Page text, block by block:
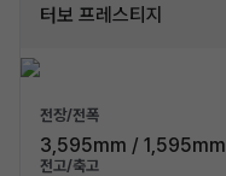
터보 프레스티지
전장/전폭
3,595mm / 1,595mm
전고/축고